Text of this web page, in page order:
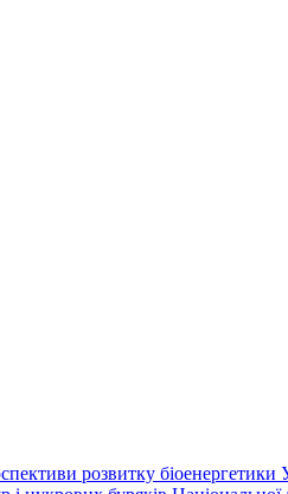
розвитку біоенергетики